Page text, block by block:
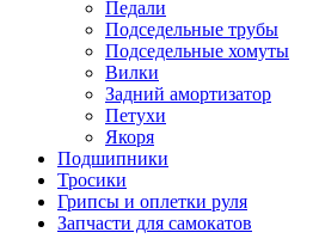
Педали
Подседельные трубы
Подседельные хомуты
Вилки
Задний амортизатор
Петухи
Якоря
Подшипники
Тросики
Грипсы и оплетки руля
Запчасти для самокатов